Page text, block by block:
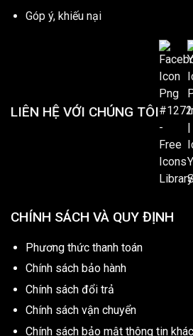
Góp ý, khiếu nại
LIÊN HỆ VỚI CHÚNG TÔI
CHÍNH SÁCH VÀ QUY ĐỊNH
Phương thức thanh toán
Chính sách bảo hành
Chính sách đổi trả
Chính sách vận chuyển
Chính sách bảo mật thông tin